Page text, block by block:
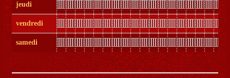
jeudi
vendredi
samedi